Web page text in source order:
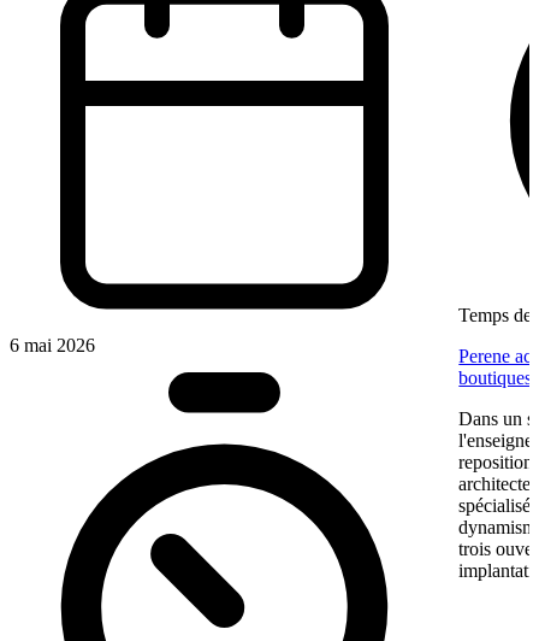
6 mai 2026
Temps de
Perene
boutiques
Dans un
l'enseigne
spécialisé
trois